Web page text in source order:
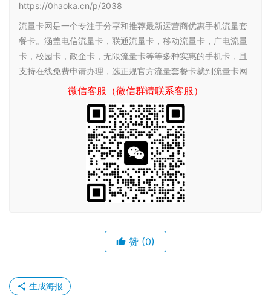
https://0haoka.cn/p/2038
流量卡网是一个专注于分享和推荐最新运营商优惠手机流量套
餐卡。涵盖电信流量卡，联通流量卡，移动流量卡，广电流量
卡，校园卡，政企卡，无限流量卡等等多种实惠的手机卡，且
支持在线免费申请办理，选正规官方流量套餐卡就到流量卡网
微信客服（微信群请联系客服）
赞 (0)
生成海报